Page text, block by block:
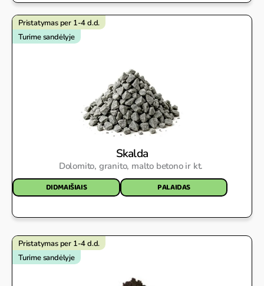
Pristatymas per 1-4 d.d.
Turime sandėlyje
Skalda
Dolomito, granito, malto betono ir kt.
DIDMAIŠIAIS PALAIDAS
Pristatymas per 1-4 d.d.
Turime sandėlyje